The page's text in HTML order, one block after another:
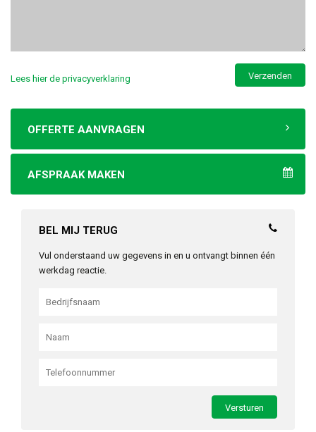
Lees hier de privacyverklaring
OFFERTE AANVRAGEN
AFSPRAAK MAKEN
BEL MIJ TERUG
Vul onderstaand uw gegevens in en u ontvangt binnen één
werkdag reactie.